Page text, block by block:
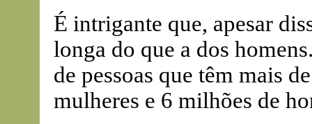
É intrigante que, apesar
longa do que a dos
de pessoas que têm mais
mulheres e 6 milhões de